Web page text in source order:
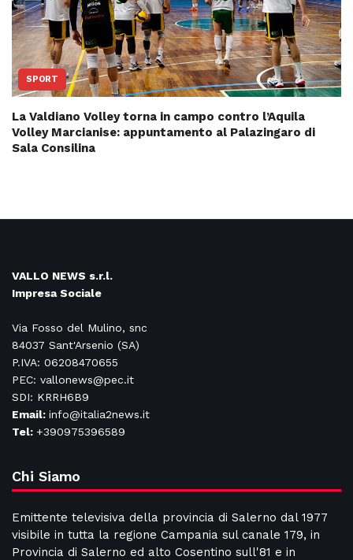
SPORT
La Valdiano Volley torna in campo contro l’Aquila
Volley Marcianise: appuntamento al Palazingaro di
Sala Consilina
VALLO NEWS s.r.l.
Impresa Sociale
Via Fosso del Mulino, snc
84037 Sant'Arsenio (SA)
P.IVA: 06208470655
PEC: vallonews@pec.it
SDI: KRRH6B9
Email: info@italia2news.it
Tel: +390975396589
Chi Siamo
Emittente televisiva della provincia di Salerno dal 1977
visibile in tutta la regione Campania sul canale 179, in
Provincia di Salerno ed alto Cosentino sull'81 e in